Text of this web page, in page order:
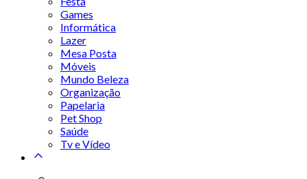
Games
Informática
Lazer
Mesa Posta
Móveis
Mundo Beleza
Organização
Papelaria
Pet Shop
Saúde
Tv e Vídeo